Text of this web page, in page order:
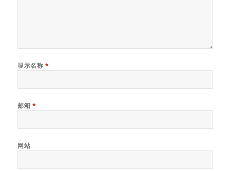
显示名称 *
邮箱 *
网站